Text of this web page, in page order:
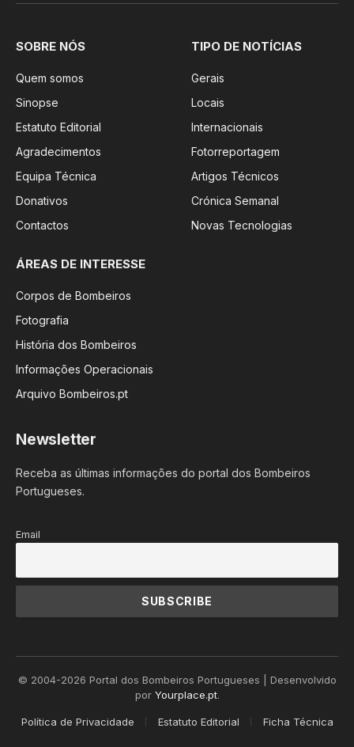
SOBRE NÓS
Quem somos
Sinopse
Estatuto Editorial
Agradecimentos
Equipa Técnica
Donativos
Contactos
TIPO DE NOTÍCIAS
Gerais
Locais
Internacionais
Fotorreportagem
Artigos Técnicos
Crónica Semanal
Novas Tecnologias
ÁREAS DE INTERESSE
Corpos de Bombeiros
Fotografia
História dos Bombeiros
Informações Operacionais
Arquivo Bombeiros.pt
Newsletter
Receba as últimas informações do portal dos Bombeiros
Portugueses.
Email
© 2004-2026 Portal dos Bombeiros Portugueses | Desenvolvido
por Yourplace.pt.
Política de Privacidade Estatuto Editorial Ficha Técnica